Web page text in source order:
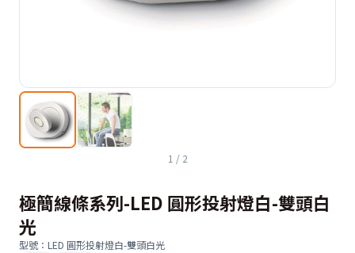
1 / 2
極簡線條系列-LED 圓形投射燈白-雙頭白
光
型號 ： LED 圓形投射燈白-雙頭白光